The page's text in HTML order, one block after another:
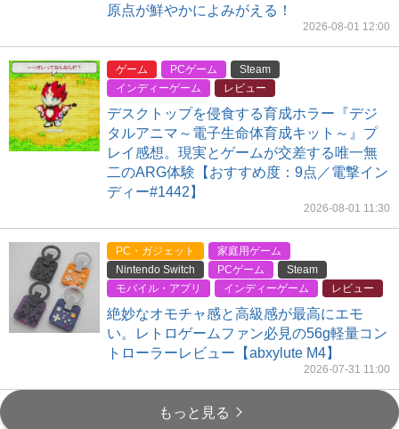
原点が鮮やかによみがえる！
2026-08-01 12:00
ゲーム PCゲーム
Steam
インディーゲーム
レビュー
デスクトップを侵食する育成ホラー『デジ
タルアニマ～電子生命体育成キット～』プ
レイ感想。現実とゲームが交差する唯一無
二のARG体験【おすすめ度：9点／電撃イン
ディー#1442】
2026-08-01 11:30
PC・ガジェット
家庭用ゲーム
Nintendo Switch
PCゲーム
Steam
モバイル・アプリ
インディーゲーム レビュー
絶妙なオモチャ感と高級感が最高にエモ
い。レトロゲームファン必見の56g軽量コン
トローラーレビュー【abxylute M4】
2026-07-31 11:00
もっと見る